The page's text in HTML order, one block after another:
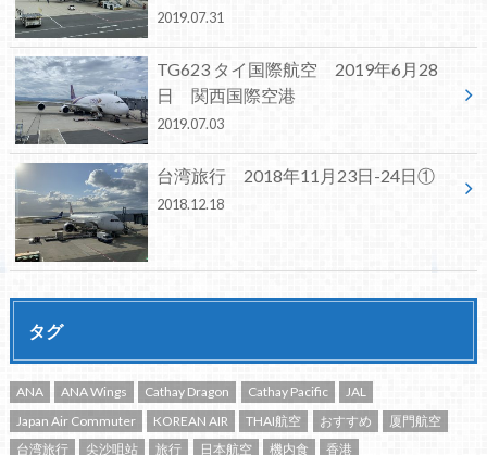
2019.07.31
TG623 タイ国際航空 2019年6月28
日 関西国際空港
2019.07.03
台湾旅行 2018年11月23日-24日①
2018.12.18
タグ
ANA ANA Wings Cathay Dragon Cathay Pacific
JAL
Japan Air Commuter
KOREAN AIR THAI航空 おすすめ
厦門航空
台湾旅行
尖沙咀站 旅行 日本航空 機内食 香港